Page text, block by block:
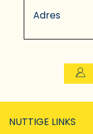
Adres
NUTTIGE LINKS